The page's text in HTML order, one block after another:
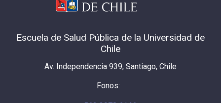
Escuela de Salud Pública de la Universidad de
Chile
Av. Independencia 939, Santiago, Chile
Fonos: